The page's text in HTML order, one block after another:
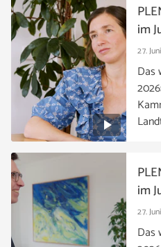
27.
im
Das
27.
im
Das